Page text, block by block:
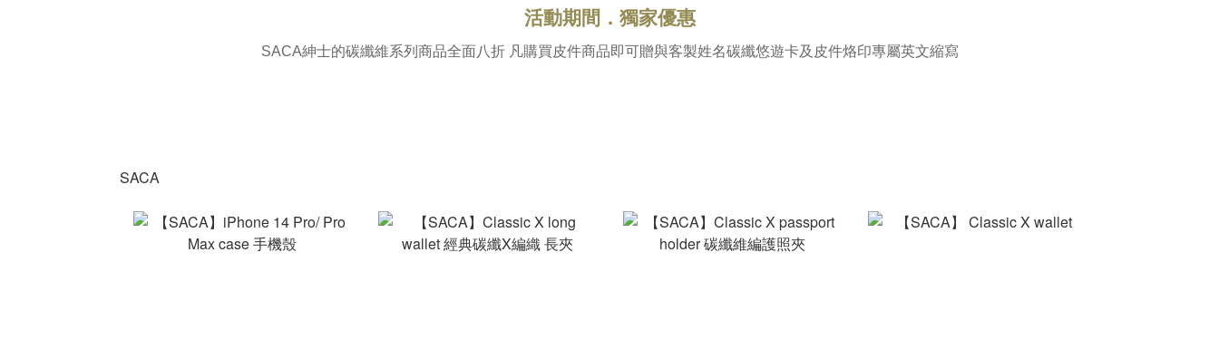
活動期間．獨家優惠
SACA紳士的碳纖維系列商品全面八折 凡購買皮件商品即可贈與客製姓名碳纖悠遊卡及皮件烙印專屬英文縮寫
SACA